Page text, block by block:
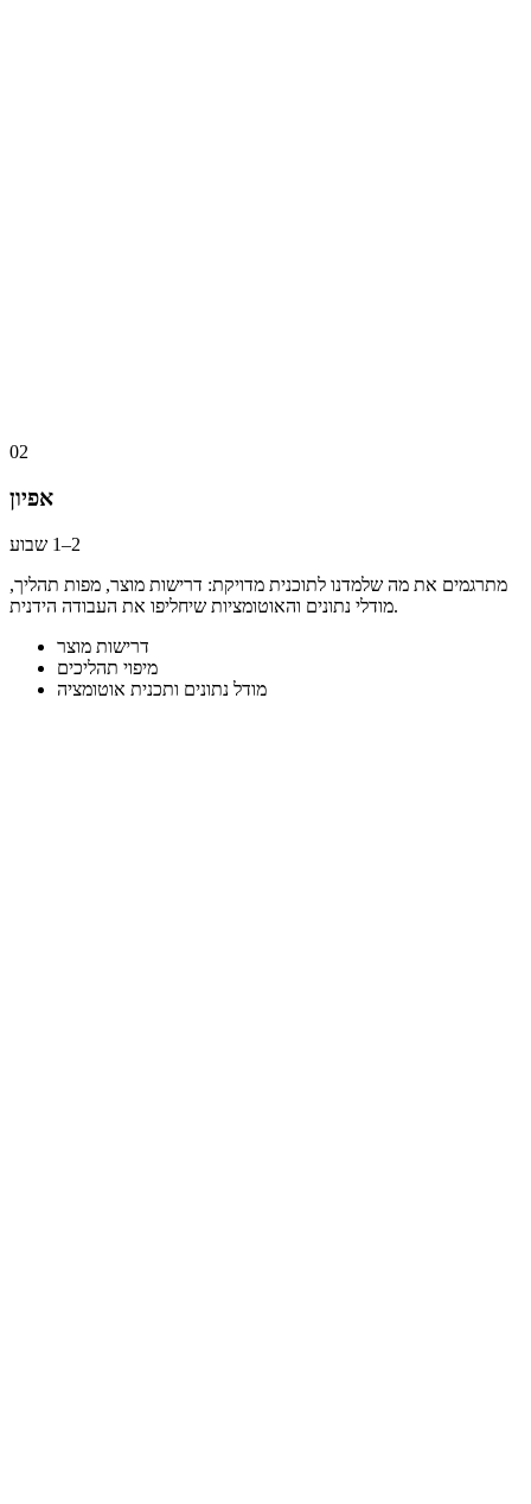
02
אפיון
מתרגמים את מה שלמדנו לתוכנית מדויקת: דרישות מוצר, מפות תהליך,
מודלי נתונים והאוטומציות שיחליפו את העבודה הידנית.
דרישות מוצר
מיפוי תהליכים
מודל נתונים ותכנית אוטומציה